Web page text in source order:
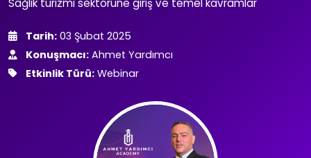
Sağlık turizmi sektörüne giriş ve temel kavramlar
Tarih: 03 Şubat 2025
Konuşmacı: Ahmet Yardımcı
Etkinlik Türü: Webinar